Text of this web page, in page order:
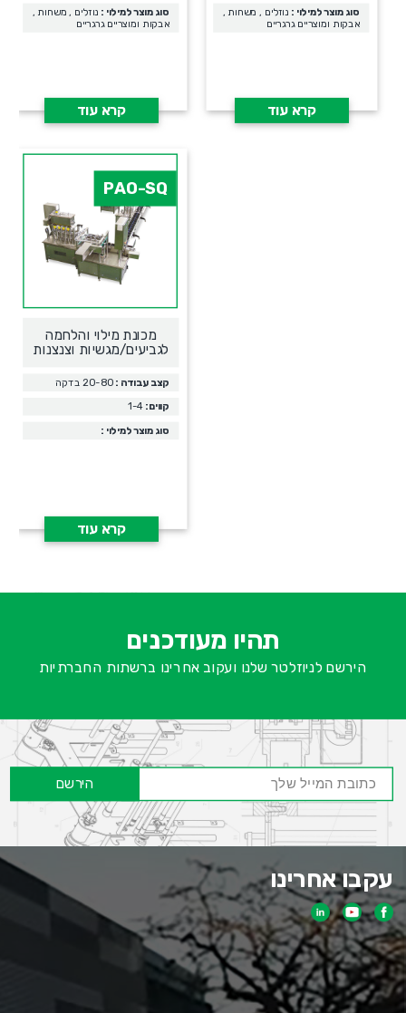
סוג מוצר למילוי : נוזלים , משחות ,
אבקות ומוצריים גרגריים
קרא עוד
סוג מוצר למילוי : נוזלים , משחות ,
אבקות ומוצריים גרגריים
קרא עוד
PAO-SQ
מכונת מילוי והלחמה
לגביעים/מגשיות וצנצנות
קצב עבודה : 20-80 בדקה
קווים: 1-4
סוג מוצר למילוי :
קרא עוד
תהיו מעודכנים
הירשם לניוזלטר שלנו ועקוב אחרינו ברשתות החברתיות
הירשם
עקבו אחרינו